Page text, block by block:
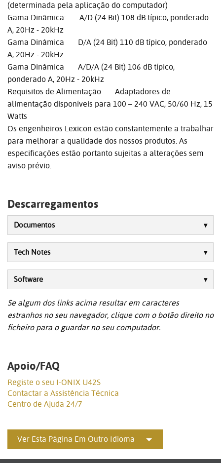
(determinada pela aplicação do computador)
Gama Dinâmica: A/D (24 Bit) 108 dB típico, ponderado
A, 20Hz - 20kHz
Gama Dinâmica D/A (24 Bit) 110 dB típico, ponderado
A, 20Hz - 20kHz
Gama Dinâmica A/D/A (24 Bit) 106 dB típico,
ponderado A, 20Hz - 20kHz
Requisitos de Alimentação Adaptadores de
alimentação disponíveis para 100 – 240 VAC, 50/60 Hz, 15
Watts
Os engenheiros Lexicon estão constantemente a trabalhar
para melhorar a qualidade dos nossos produtos. As
especificações estão portanto sujeitas a alterações sem
aviso prévio.
Descarregamentos
Documentos
Tech Notes
Software
Se algum dos links acima resultar em caracteres
estranhos no seu navegador, clique com o botão direito no
ficheiro para o guardar no seu computador.
Apoio/FAQ
Registe o seu I-ONIX U42S
Contactar a Assistência Técnica
Centro de Ajuda 24/7
Ver Esta Página Em Outro Idioma